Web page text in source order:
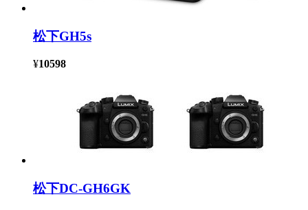
松下GH5s
¥10598
松下DC-GH6GK